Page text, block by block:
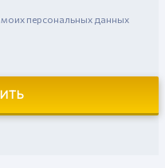
персональных данных